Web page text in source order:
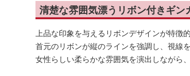
清楚な雰囲気漂うリボン付きギン
上品な印象を与えるリボンデザインが特徴
首元のリボンが縦のラインを強調し、視線
女性らしい柔らかな雰囲気を演出しながら